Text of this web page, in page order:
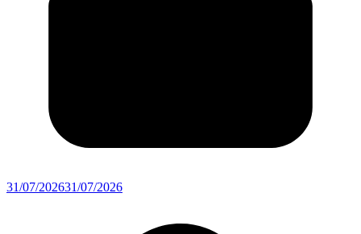
31/07/202631/07/2026